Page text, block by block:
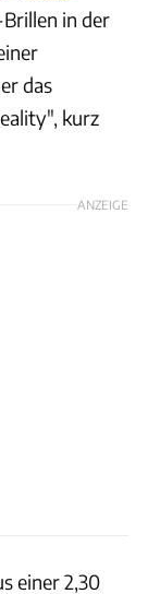
in der
das
kurz
ANZEIGE
einer 2,30